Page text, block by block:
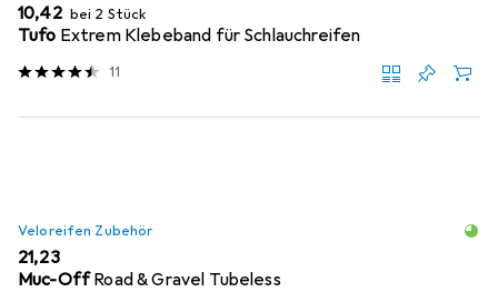
EUR
10,42 bei 2 Stück
Tufo Extrem Klebeband für Schlauchreifen
11
Veloreifen Zubehör
EUR
21,23
Muc-OffRoad & Gravel Tubeless